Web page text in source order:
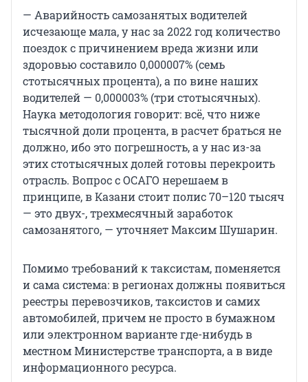
— Аварийность самозанятых водителей
исчезающе мала, у нас за 2022 год количество
поездок с причинением вреда жизни или
здоровью составило 0,000007% (семь
стотысячных процента), а по вине наших
водителей — 0,000003% (три стотысячных).
Наука методология говорит: всё, что ниже
тысячной доли процента, в расчет браться не
должно, ибо это погрешность, а у нас из-за
этих стотысячных долей готовы перекроить
отрасль. Вопрос с ОСАГО нерешаем в
принципе, в Казани стоит полис 70–120 тысяч
— это двух-, трехмесячный заработок
самозанятого, — уточняет Максим Шушарин.
Помимо требований к таксистам, поменяется
и сама система: в регионах должны появиться
реестры перевозчиков, таксистов и самих
автомобилей, причем не просто в бумажном
или электронном варианте где-нибудь в
местном Министерстве транспорта, а в виде
информационного ресурса.